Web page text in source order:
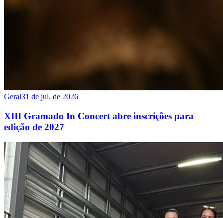
Geral31 de jul. de 2026
XIII Gramado In Concert abre inscrições para
edição de 2027